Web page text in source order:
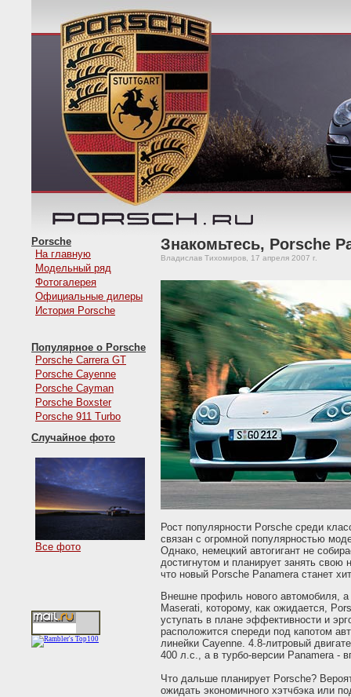
Porsche
На главную
Модельный ряд
Фотогалерея
Официальные дилеры
История Porsche
Популярное о Porsche
Porsche Carrera GT
Porsche Cayenne
Porsche Cayman
Porsche Boxster
Porsche 911 Turbo
Случайное фото
Все фото
Знакомьтесь, Porsche
Владислав Тихомиров, 17 апреля 2007 г.
Рост популярности Porsche среди
связан с огромной популярностью
Однако, немецкий автогигант не
достигнутом и планирует занять
что новый Porsche Panamera станет
Внешне профиль нового автомобиля,
Maserati, которому, как ожидается,
уступать в плане эффективности и
расположится спереди под капотом
линейки Cayenne. 4.8-литровый
400 л.с., а в турбо-версии Panamera -
Что дальше планирует Porsche?
ожидать экономичного хэтчбэка или